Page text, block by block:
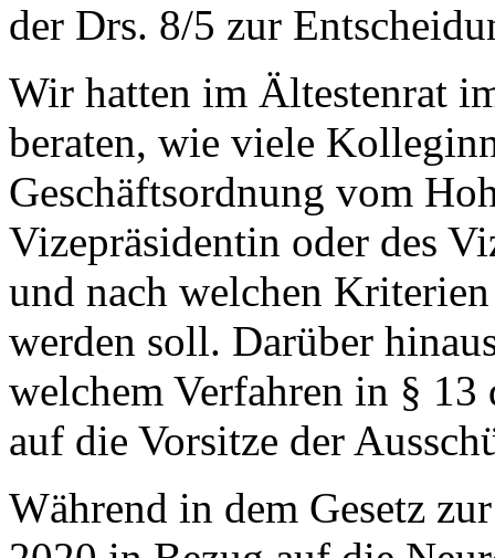
der Drs. 8/5 zur
Wir hatten im Ältestenrat
beraten, wie viele
Geschäftsordnung vom
Vizepräsidentin oder des
und nach welchen
werden soll. Darüber
welchem Verfahren in §
auf die Vorsitze der
Während in dem Gesetz